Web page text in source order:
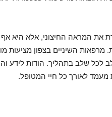
את המראה החיצוני, אלא היא
מרפאות השיניים בצפון מציעות
שלב בתהליך. הודות לידע
מעמד לאורך כל חיי המטופל.